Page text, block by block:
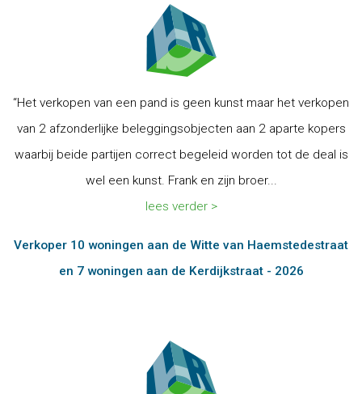
“Het verkopen van een pand is geen kunst maar het verkopen
van 2 afzonderlijke beleggingsobjecten aan 2 aparte kopers
waarbij beide partijen correct begeleid worden tot de deal is
wel een kunst. Frank en zijn broer...
lees verder >
Verkoper 10 woningen aan de Witte van Haemstedestraat
en 7 woningen aan de Kerdijkstraat - 2026